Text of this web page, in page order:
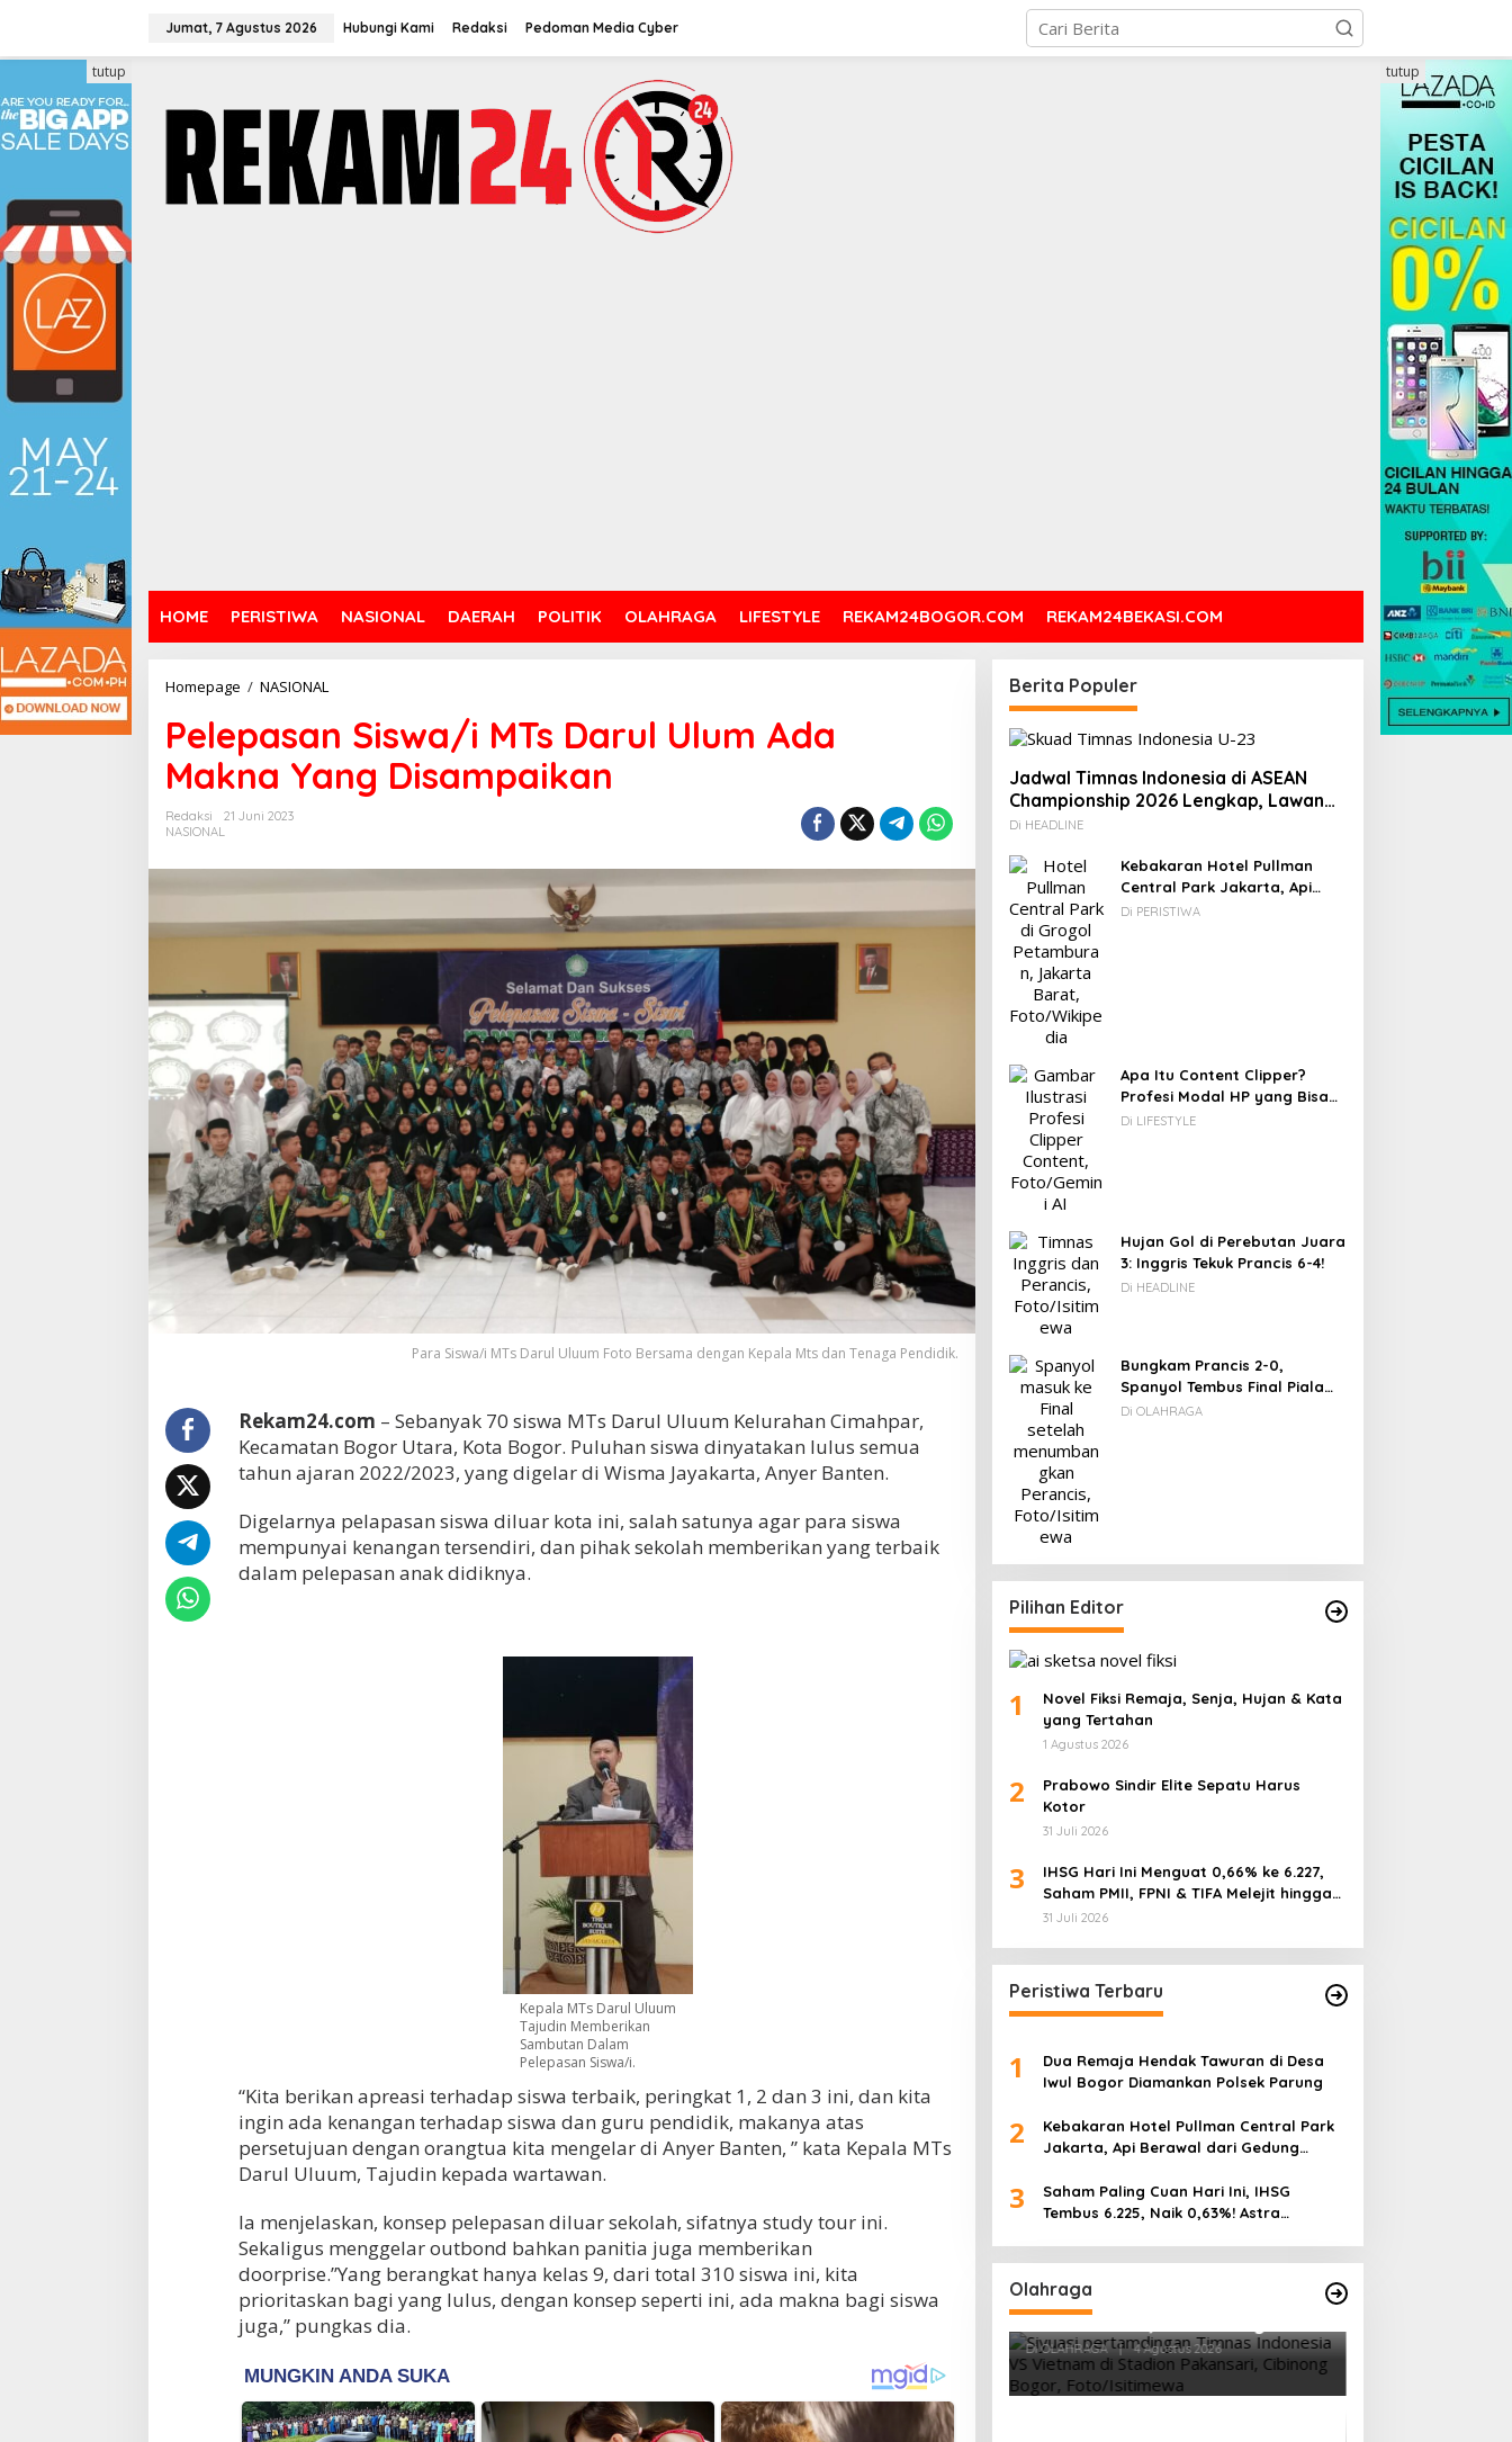
konten
Jumat, 7 Agustus 2026 Hubungi Kami Redaksi Pedoman Media Cyber
HOME PERISTIWA NASIONAL DAERAH POLITIK OLAHRAGA LIFESTYLE REKAM24BOGOR.COM REKAM24BEKASI.COM
tutup tutup
Homepage / NASIONAL
MTs
Darul
Ulum
Ada
Pelepasan Siswa/i MTs Darul Ulum Ada
Makna Yang Disampaikan
Redaksi
21 Juni 2023
NASIONAL
Para Siswa/i MTs Darul Uluum Foto Bersama dengan Kepala Mts dan Tenaga Pendidik.
Rekam24.com – Sebanyak 70 siswa MTs Darul Uluum Kelurahan Cimahpar,
Kecamatan Bogor Utara, Kota Bogor. Puluhan siswa dinyatakan lulus semua
tahun ajaran 2022/2023, yang digelar di Wisma Jayakarta, Anyer Banten.
Digelarnya pelapasan siswa diluar kota ini, salah satunya agar para siswa
mempunyai kenangan tersendiri, dan pihak sekolah memberikan yang terbaik
dalam pelepasan anak didiknya.
Kepala MTs Darul Uluum
Tajudin Memberikan
Sambutan Dalam
Pelepasan Siswa/i.
“Kita berikan apreasi terhadap siswa terbaik, peringkat 1, 2 dan 3 ini, dan kita
ingin ada kenangan terhadap siswa dan guru pendidik, makanya atas
persetujuan dengan orangtua kita mengelar di Anyer Banten, ” kata Kepala MTs
Darul Uluum, Tajudin kepada wartawan.
Ia menjelaskan, konsep pelepasan diluar sekolah, sifatnya study tour ini.
Sekaligus menggelar outbond bahkan panitia juga memberikan
doorprise.”Yang berangkat hanya kelas 9, dari total 310 siswa ini, kita
prioritaskan bagi yang lulus, dengan konsep seperti ini, ada makna bagi siswa
juga,” pungkas dia.
Berita Populer
Jadwal Timnas Indonesia di ASEAN
Championship 2026 Lengkap, Lawan
Kamboja hingga Vietnam
Di HEADLINE
Kebakaran Hotel Pullman
Central Park Jakarta, Api
Berawal dari Gedung Parkir
Di PERISTIWA
Apa Itu Content Clipper?
Profesi Modal HP yang Bisa
Menghasilkan Puluhan Juta
Di LIFESTYLE
Hujan Gol di Perebutan Juara
3: Inggris Tekuk Prancis 6-4!
Di HEADLINE
Bungkam Prancis 2-0,
Spanyol Tembus Final Piala
Dunia 2026
Di OLAHRAGA
Pilihan Editor
1
Novel Fiksi Remaja, Senja, Hujan & Kata
yang Tertahan
1 Agustus 2026
2
Prabowo Sindir Elite Sepatu Harus
Kotor
31 Juli 2026
3
IHSG Hari Ini Menguat 0,66% ke 6.227,
Saham PMII, FPNI & TIFA Melejit hingga
28%! Ini Daftar Saham Paling Cuan &
31 Juli 2026
Peristiwa Terbaru
1
Dua Remaja Hendak Tawuran di Desa
Iwul Bogor Diamankan Polsek Parung
2
Kebakaran Hotel Pullman Central Park
Jakarta, Api Berawal dari Gedung
3
Saham Paling Cuan Hari Ini, IHSG
Tembus 6.225, Naik 0,63%! Astra
Olahraga
Erick Thohir Minta Timnas
Indonesia Bangkit, Wajib Raih Poin
Lawan Singapura Usai Kalah 0-3
Di OLAHRAGA | 4 Agustus 2026
Vietnam Permalukan Indonesia 3-
Manfaatkan Laga Kandang
Di OLAHRAGA | 4 Agustus 2026